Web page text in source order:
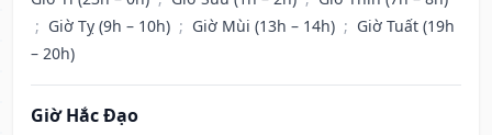
; Giờ Tỵ (9h – 10h) ; Giờ Mùi (13h – 14h) ; Giờ Tuất (19h
– 20h)
Giờ Hắc Đạo